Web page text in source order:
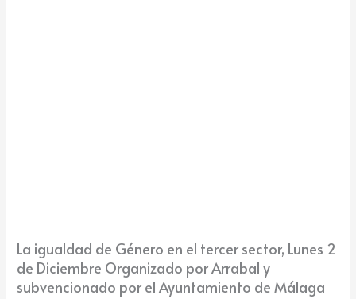
La igualdad de Género en el tercer sector, Lunes 2
de Diciembre Organizado por Arrabal y
subvencionado por el Ayuntamiento de Málaga